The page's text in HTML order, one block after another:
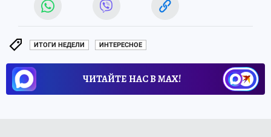
ИТОГИ НЕДЕЛИ ИНТЕРЕСНОЕ
ЧИТАЙТЕ НАС В МАХ!